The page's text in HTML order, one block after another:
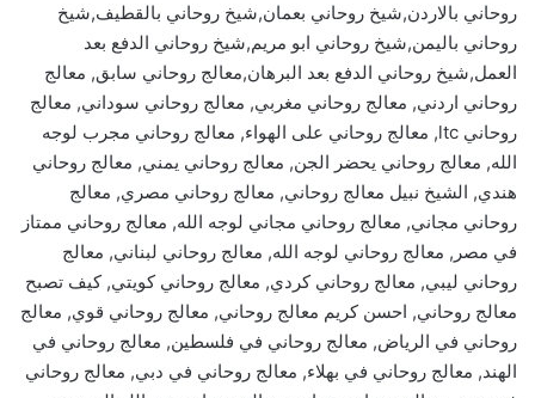
روحاني بالاردن,شيخ روحاني بعمان,شيخ روحاني بالقطيف,شيخ
روحاني باليمن,شيخ روحاني ابو مريم,شيخ روحاني الدفع بعد
العمل,شيخ روحاني الدفع بعد البرهان,معالج روحاني سابق, معالج
روحاني اردني, معالج روحاني مغربي, معالج روحاني سوداني, معالج
روحاني ltc, معالج روحاني على الهواء, معالج روحاني مجرب لوجه
الله, معالج روحاني يحضر الجن, معالج روحاني يمني, معالج روحاني
هندي, الشيخ نبيل معالج روحاني, معالج روحاني مصري, معالج
روحاني مجاني, معالج روحاني مجاني لوجه الله, معالج روحاني ممتاز
في مصر, معالج روحاني لوجه الله, معالج روحاني لبناني, معالج
روحاني ليبي, معالج روحاني كردي, معالج روحاني كويتي, كيف تصبح
معالج روحاني, احسن كريم معالج روحاني, معالج روحاني قوي, معالج
روحاني في الرياض, معالج روحاني في فلسطين, معالج روحاني في
الهند, معالج روحاني في بهلاء, معالج روحاني في دبي, معالج روحاني